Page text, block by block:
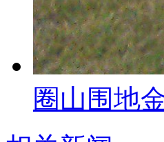
圈山围地